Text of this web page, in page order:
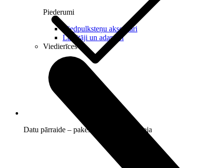
Piederumi
Viedpulksteņu aksesuāri
Lādētāji un adapteri
Viedierīces
Datu pārraide – pakešdati un iezvanpieeja